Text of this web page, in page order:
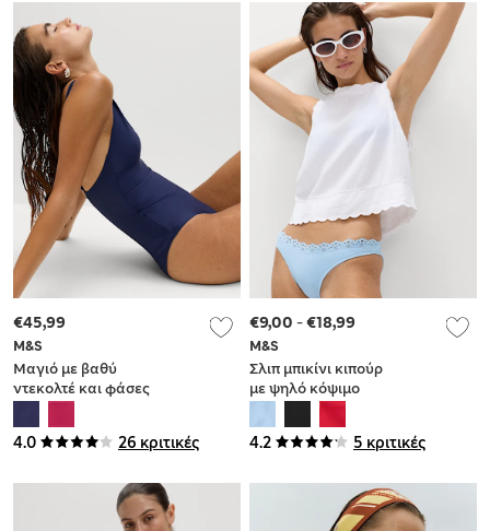
4.0 26 κριτικές
M&S
Μαγιό με βαθύ
ντεκολτέ και φάσες
για σμίλευση
€45,99
4.2 5 κριτικές
M&S
Σλιπ μπικίνι κιπούρ
με ψηλό κόψιμο
στους γοφούς για
σμίλευση
€9,00 -€18,99